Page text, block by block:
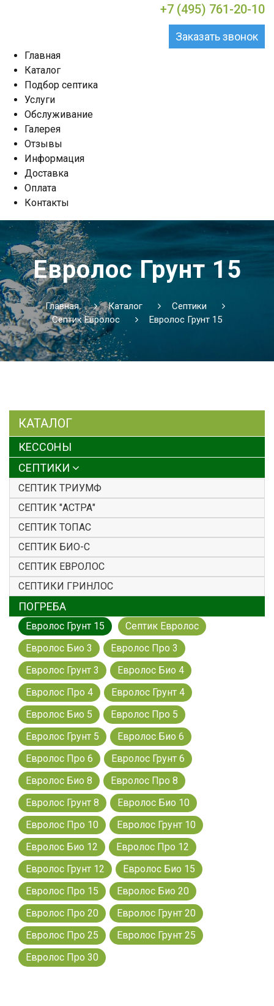
+7 (495) 761-20-10
Заказать звонок
Главная
Каталог
Подбор септика
Услуги
Обслуживание
Галерея
Отзывы
Информация
Доставка
Оплата
Контакты
Евролос Грунт 15
Главная Каталог
Септики
Септик Евролос
Евролос Грунт 15
КАТАЛОГ
КЕССОНЫ
СЕПТИКИ
СЕПТИК ТРИУМФ
СЕПТИК "АСТРА"
СЕПТИК ТОПАС
СЕПТИК БИО-С
СЕПТИК ЕВРОЛОС
СЕПТИКИ ГРИНЛОС
ПОГРЕБА
Евролос Грунт 15
Септик Евролос
Евролос Био 3
Евролос Про 3
Евролос Грунт 3
Евролос Био 4
Евролос Про 4
Евролос Грунт 4
Евролос Био 5
Евролос Про 5
Евролос Грунт 5
Евролос Био 6
Евролос Про 6
Евролос Грунт 6
Евролос Био 8
Евролос Про 8
Евролос Грунт 8
Евролос Био 10
Евролос Про 10
Евролос Грунт 10
Евролос Био 12
Евролос Про 12
Евролос Грунт 12
Евролос Био 15
Евролос Про 15
Евролос Био 20
Евролос Про 20
Евролос Грунт 20
Евролос Про 25
Евролос Грунт 25
Евролос Про 30